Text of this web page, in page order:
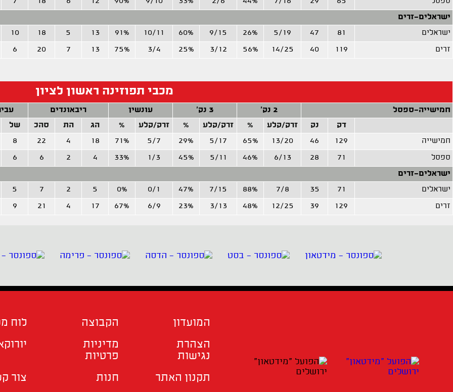
ישראלים-זרים
ישראלים
81
47
5/19
26%
9/15
60%
10/11
91%
13
5
18
10
זרים
119
40
14/25
56%
3/12
25%
3/4
75%
13
7
20
6
מכבי תפוזינה ראשון לציון
חמישייה-ספסל 2 נק' 3 נק' עונשין ריבאונדים
דק
נק זרק/קלע % זרק/קלע % זרק/קלע % הג הת סהכ של
חמישייה
129
46
13/20
65%
5/17
29%
5/7
71%
18
4
22
8
ספסל
71
28
6/13
46%
5/11
45%
1/3
33%
4
2
6
6
ישראלים-זרים
ישראלים
71
35
7/8
88%
7/15
47%
0/1
0%
5
2
7
5
זרים
129
39
12/25
48%
3/13
23%
6/9
67%
17
4
21
9
המועדון הקבוצה
לוח
הצהרת
נגישות
מדיניות
פרטיות
תקנון האתר חנות צור